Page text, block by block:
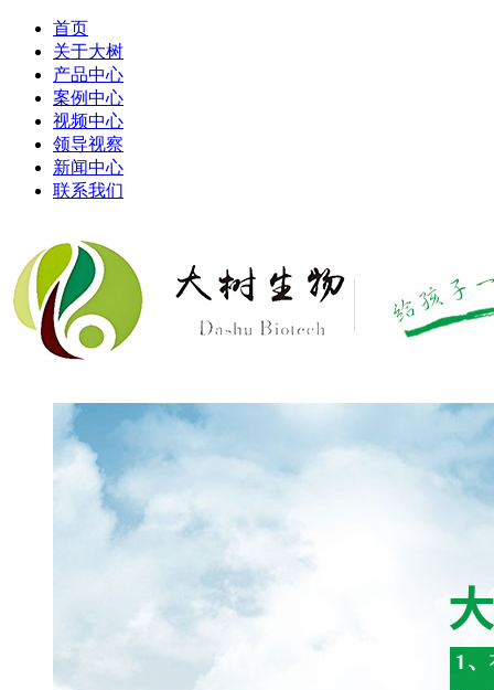
首页
关于大树
产品中心
案例中心
视频中心
领导视察
新闻中心
联系我们